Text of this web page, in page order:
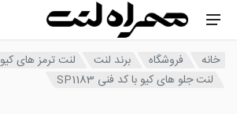
خانه فروشگاه برند لنت
لنت ترمز های کیو
لنت جلو های کیو با کد فنی SP1183